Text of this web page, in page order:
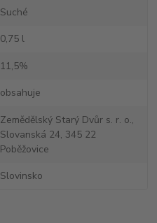
Suché
0,75 l
11,5%
obsahuje
Zemědělský Starý Dvůr s. r. o.,
Slovanská 24, 345 22
Poběžovice
Slovinsko